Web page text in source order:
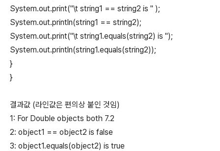
System.out.print("\t string1 == string2 is " );
System.out.println(string1 == string2);
System.out.print("\t string1.equals(string2) is ");
System.out.println(string1.equals(string2));
}
}
결과값 (라인값은 편의상 붙인 것임)
1: For Double objects both 7.2
2: object1 == object2 is false
3: object1.equals(object2) is true